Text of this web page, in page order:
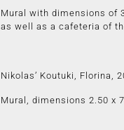
Mural with dimensions of
as well as a cafeteria of
Nikolas’ Koutuki, Florina,
Mural, dimensions 2.50 x